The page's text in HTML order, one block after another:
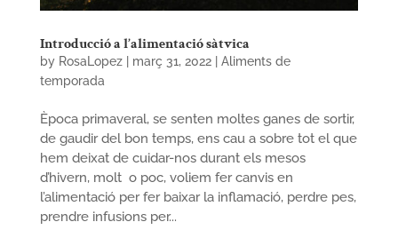
Introducció a l’alimentació sàtvica
by RosaLopez| març 31, 2022| Aliments de
temporada
Època primaveral, se senten moltes ganes de sortir,
de gaudir del bon temps, ens cau a sobre tot el que
hem deixat de cuidar-nos durant els mesos
d’hivern, molt o poc, voliem fer canvis en
l’alimentació per fer baixar la inflamació, perdre pes,
prendre infusions per...